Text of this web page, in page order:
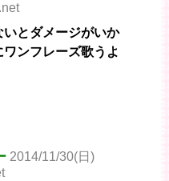
とダメージがいか
ンフレーズ歌うよ
2014/11/30(日)